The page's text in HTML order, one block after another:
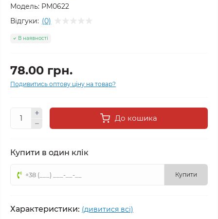
Модель: PM0622
Відгуки: (0)
В наявності
78.00 грн.
Подивитись оптову ціну на товар?
До кошика
Купити в один клік
Купити
Характеристики: (дивитися всі)